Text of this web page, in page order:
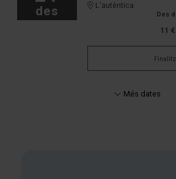
des
L'autèntica
Des
11 €
Més dates